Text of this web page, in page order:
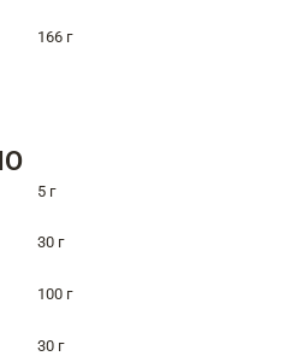
166 г
5 г
30 г
100 г
30 г